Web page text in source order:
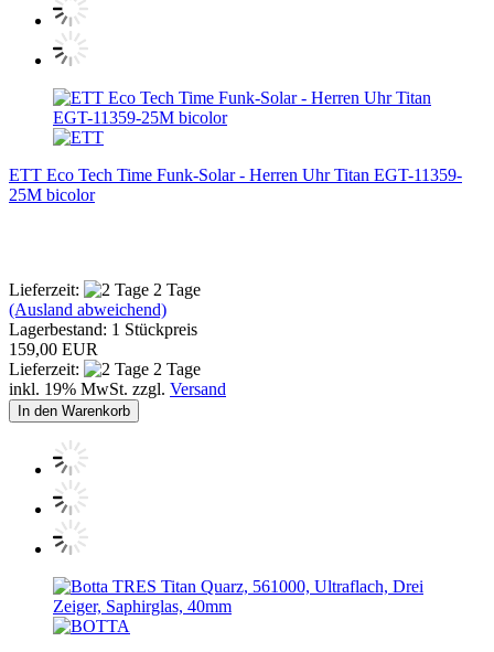
ETT Eco Tech Time Funk-Solar - Herren Uhr Titan EGT-11359-
25M bicolor
Lieferzeit:
2 Tage
(Ausland abweichend)
Lagerbestand: 1 Stückpreis
159,00 EUR
Lieferzeit:
2 Tage
inkl. 19% MwSt. zzgl. Versand
In den Warenkorb